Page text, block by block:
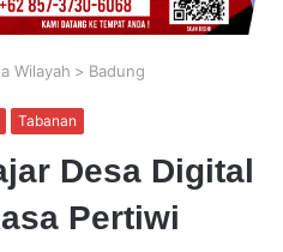
Wilayah > Badung
Tabanan
Desa Digital
Pertiwi